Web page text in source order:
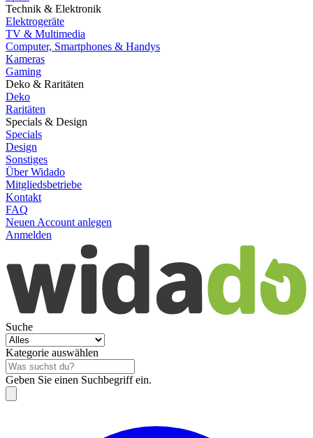
Technik & Elektronik
Elektrogeräte
TV & Multimedia
Computer, Smartphones & Handys
Kameras
Gaming
Deko & Raritäten
Deko
Raritäten
Specials & Design
Specials
Design
Sonstiges
Über Widado
Mitgliedsbetriebe
Kontakt
FAQ
Neuen Account anlegen
Anmelden
Suche
Kategorie auswählen
Geben Sie einen Suchbegriff ein.